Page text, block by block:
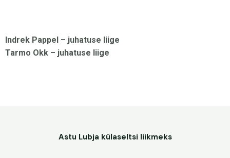
Indrek Pappel – juhatuse liige
Tarmo Okk – juhatuse liige
Astu Lubja külaseltsi liikmeks